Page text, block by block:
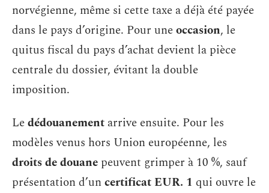
norvégienne, même si cette taxe a déjà été payée
dans le pays d’origine. Pour uneoccasion, le
quitus fiscal du pays d’achat devient la pièce
centrale du dossier, évitant la double
imposition.
Ledédouanement arrive ensuite. Pour les
modèles venus hors Union européenne, les
droits de douane peuvent grimper à 10 %, sauf
présentation d’uncertificat EUR. 1 qui ouvre le